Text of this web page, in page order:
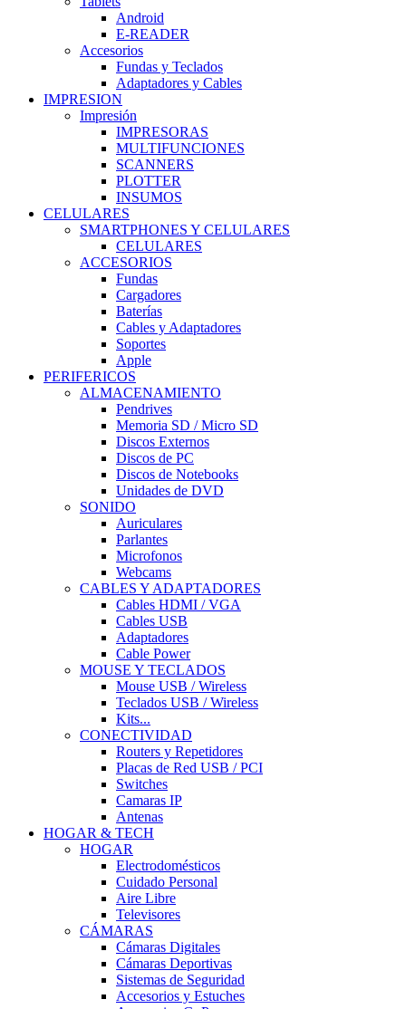
Android
E-READER
Accesorios
Fundas y Teclados
Adaptadores y Cables
IMPRESION
Impresión
IMPRESORAS
MULTIFUNCIONES
SCANNERS
PLOTTER
INSUMOS
CELULARES
SMARTPHONES Y CELULARES
CELULARES
ACCESORIOS
Fundas
Cargadores
Baterías
Cables y Adaptadores
Soportes
Apple
PERIFERICOS
ALMACENAMIENTO
Pendrives
Memoria SD / Micro SD
Discos Externos
Discos de PC
Discos de Notebooks
Unidades de DVD
SONIDO
Auriculares
Parlantes
Microfonos
Webcams
CABLES Y ADAPTADORES
Cables HDMI / VGA
Cables USB
Adaptadores
Cable Power
MOUSE Y TECLADOS
Mouse USB / Wireless
Teclados USB / Wireless
Kits...
CONECTIVIDAD
Routers y Repetidores
Placas de Red USB / PCI
Switches
Camaras IP
Antenas
HOGAR & TECH
HOGAR
Electrodomésticos
Cuidado Personal
Aire Libre
Televisores
CÁMARAS
Cámaras Digitales
Cámaras Deportivas
Sistemas de Seguridad
Accesorios y Estuches